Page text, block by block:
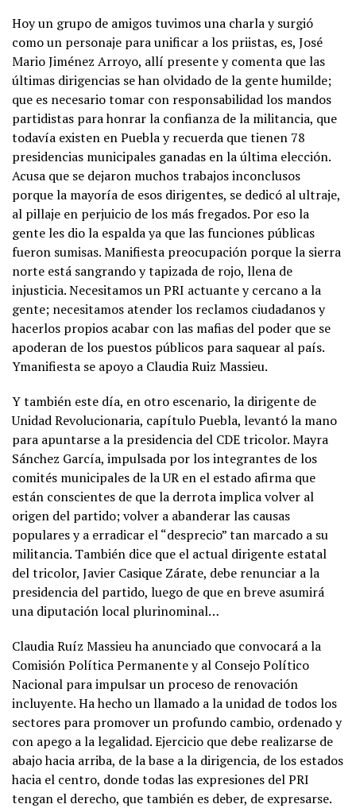
Hoy un grupo de amigos tuvimos una charla y surgió
como un personaje para unificar a los priistas, es, José
Mario Jiménez Arroyo, allí presente y comenta que las
últimas dirigencias se han olvidado de la gente humilde;
que es necesario tomar con responsabilidad los mandos
partidistas para honrar la confianza de la militancia, que
todavía existen en Puebla y recuerda que tienen 78
presidencias municipales ganadas en la última elección.
Acusa que se dejaron muchos trabajos inconclusos
porque la mayoría de esos dirigentes, se dedicó al ultraje,
al pillaje en perjuicio de los más fregados. Por eso la
gente les dio la espalda ya que las funciones públicas
fueron sumisas. Manifiesta preocupación porque la sierra
norte está sangrando y tapizada de rojo, llena de
injusticia. Necesitamos un PRI actuante y cercano a la
gente; necesitamos atender los reclamos ciudadanos y
hacerlos propios acabar con las mafias del poder que se
apoderan de los puestos públicos para saquear al país.
Ymanifiesta se apoyo a Claudia Ruiz Massieu.
Y también este día, en otro escenario, la dirigente de
Unidad Revolucionaria, capítulo Puebla, levantó la mano
para apuntarse a la presidencia del CDE tricolor. Mayra
Sánchez García, impulsada por los integrantes de los
comités municipales de la UR en el estado afirma que
están conscientes de que la derrota implica volver al
origen del partido; volver a abanderar las causas
populares y a erradicar el “desprecio” tan marcado a su
militancia. También dice que el actual dirigente estatal
del tricolor, Javier Casique Zárate, debe renunciar a la
presidencia del partido, luego de que en breve asumirá
una diputación local plurinominal…
Claudia Ruíz Massieu ha anunciado que convocará a la
Comisión Política Permanente y al Consejo Político
Nacional para impulsar un proceso de renovación
incluyente. Ha hecho un llamado a la unidad de todos los
sectores para promover un profundo cambio, ordenado y
con apego a la legalidad. Ejercicio que debe realizarse de
abajo hacia arriba, de la base a la dirigencia, de los estados
hacia el centro, donde todas las expresiones del PRI
tengan el derecho, que también es deber, de expresarse.